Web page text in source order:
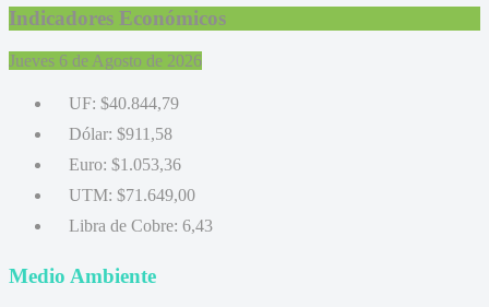
Indicadores Económicos
Jueves 6 de Agosto de 2026
UF: $40.844,79
Dólar: $911,58
Euro: $1.053,36
UTM: $71.649,00
Libra de Cobre: 6,43
Medio Ambiente